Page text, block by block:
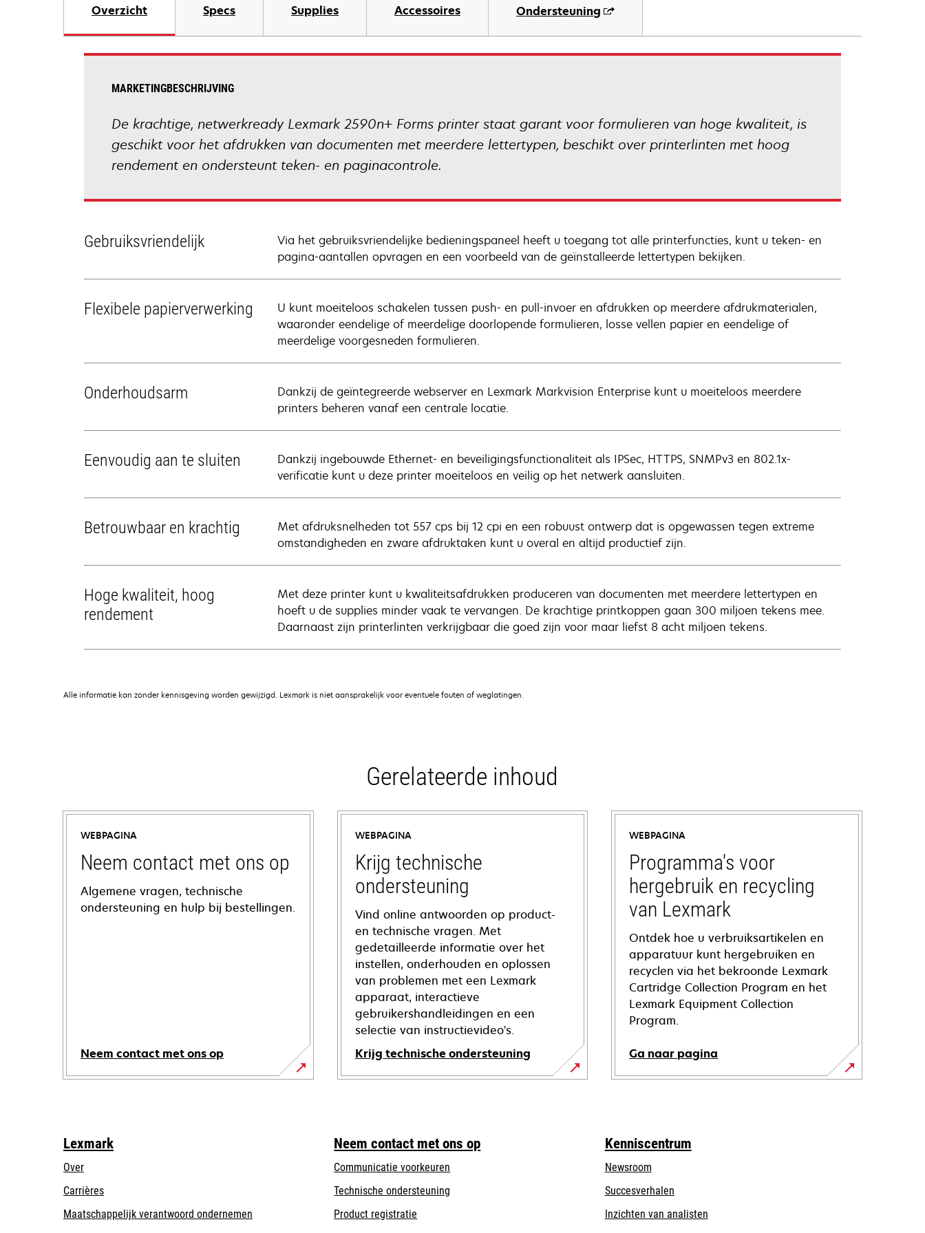
Overzicht Specs Supplies Accessoires Ondersteuning
MARKETINGBESCHRIJVING
De krachtige, netwerkready Lexmark 2590n+ Forms printer staat garant voor formulieren van hoge kwaliteit, is
geschikt voor het afdrukken van documenten met meerdere lettertypen, beschikt over printerlinten met hoog
rendement en ondersteunt teken- en paginacontrole.
Gebruiksvriendelijk
Via het gebruiksvriendelijke bedieningspaneel heeft u toegang tot alle printerfuncties, kunt u teken- en
pagina-aantallen opvragen en een voorbeeld van de geïnstalleerde lettertypen bekijken.
Flexibele papierverwerking
U kunt moeiteloos schakelen tussen push- en pull-invoer en afdrukken op meerdere afdrukmaterialen,
waaronder eendelige of meerdelige doorlopende formulieren, losse vellen papier en eendelige of
meerdelige voorgesneden formulieren.
Onderhoudsarm
Dankzij de geïntegreerde webserver en Lexmark Markvision Enterprise kunt u moeiteloos meerdere
printers beheren vanaf een centrale locatie.
Eenvoudig aan te sluiten
Dankzij ingebouwde Ethernet- en beveiligingsfunctionaliteit als IPSec, HTTPS, SNMPv3 en 802.1x-
verificatie kunt u deze printer moeiteloos en veilig op het netwerk aansluiten.
Betrouwbaar en krachtig
Met afdruksnelheden tot 557 cps bij 12 cpi en een robuust ontwerp dat is opgewassen tegen extreme
omstandigheden en zware afdruktaken kunt u overal en altijd productief zijn.
Hoge kwaliteit, hoog
rendement
Met deze printer kunt u kwaliteitsafdrukken produceren van documenten met meerdere lettertypen en
hoeft u de supplies minder vaak te vervangen. De krachtige printkoppen gaan 300 miljoen tekens mee.
Daarnaast zijn printerlinten verkrijgbaar die goed zijn voor maar liefst 8 acht miljoen tekens.
Alle informatie kan zonder kennisgeving worden gewijzigd. Lexmark is niet aansprakelijk voor eventuele fouten of weglatingen.
Gerelateerde inhoud
WEBPAGINA
Neem contact met ons op
Algemene vragen, technische
ondersteuning en hulp bij bestellingen.
Neem contact met ons op
WEBPAGINA
Krijg technische
ondersteuning
Vind online antwoorden op product-
en technische vragen. Met
gedetailleerde informatie over het
instellen, onderhouden en oplossen
van problemen met een Lexmark
apparaat, interactieve
gebruikershandleidingen en een
selectie van instructievideo's.
Krijg technische ondersteuning
opens
tab
WEBPAGINA
Programma's voor
hergebruik en recycling
van Lexmark
Ontdek hoe u verbruiksartikelen en
apparatuur kunt hergebruiken en
recyclen via het bekroonde Lexmark
Cartridge Collection Program en het
Lexmark Equipment Collection
Program.
Ga naar pagina
Lexmark
Over
Carrières
Maatschappelijk verantwoord ondernemen
Neem contact met ons op
Communicatie voorkeuren
Technische ondersteuning
Product registratie
Kenniscentrum
Newsroom
Succesverhalen
Inzichten van analisten